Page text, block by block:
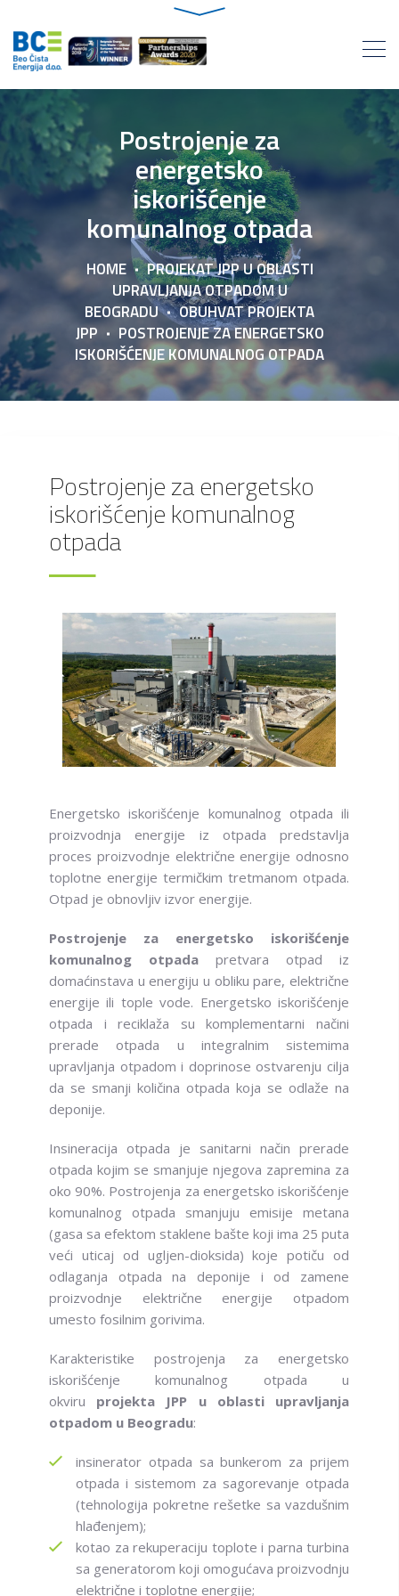
Postrojenje za
energetsko
iskorišćenje
komunalnog otpada
HOME
PROJEKAT JPP U OBLASTI
UPRAVLJANJA OTPADOM U
BEOGRADU
OBUHVAT PROJEKTA
JPP
POSTROJENJE ZA ENERGETSKO
ISKORIŠĆENJE KOMUNALNOG OTPADA
Postrojenje za energetsko
iskorišćenje komunalnog
otpada
Energetsko iskorišćenje komunalnog otpada ili
proizvodnja energije iz otpada predstavlja
proces proizvodnje električne energije odnosno
toplotne energije termičkim tretmanom otpada.
Otpad je obnovljiv izvor energije.
Postrojenje za energetsko iskorišćenje
komunalnog otpada pretvara otpad iz
domaćinstava u energiju u obliku pare, električne
energije ili tople vode. Energetsko iskorišćenje
otpada i reciklaža su komplementarni načini
prerade otpada u integralnim sistemima
upravljanja otpadom i doprinose ostvarenju cilja
da se smanji količina otpada koja se odlaže na
deponije.
Insineracija otpada je sanitarni način prerade
otpada kojim se smanjuje njegova zapremina za
oko 90%. Postrojenja za energetsko iskorišćenje
komunalnog otpada smanjuju emisije metana
(gasa sa efektom staklene bašte koji ima 25 puta
veći uticaj od ugljen-dioksida) koje potiču od
odlaganja otpada na deponije i od zamene
proizvodnje električne energije otpadom
umesto fosilnim gorivima.
Karakteristike postrojenja za energetsko
iskorišćenje komunalnog otpada u
okviru projekta JPP u oblasti upravljanja
otpadom u Beogradu:
insinerator otpada sa bunkerom za prijem
otpada i sistemom za sagorevanje otpada
(tehnologija pokretne rešetke sa vazdušnim
hlađenjem);
kotao za rekuperaciju toplote i parna turbina
sa generatorom koji omogućava proizvodnju
električne i toplotne energije;